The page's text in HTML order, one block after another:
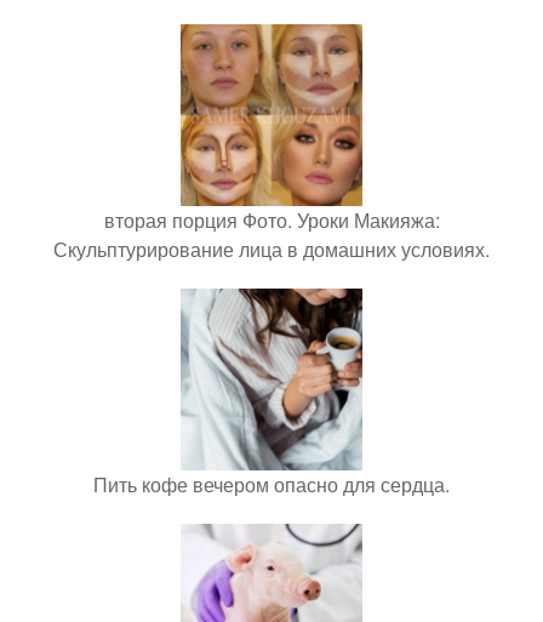
вторая порция Фото. Уроки Макияжа:
Скульптурирование лица в домашних условиях.
Пить кофе вечером опасно для сердца.